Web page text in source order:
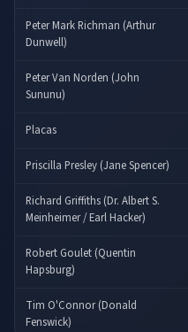
Peter Mark Richman (Arthur
Dunwell)
Peter Van Norden (John
Sununu)
Placas
Priscilla Presley (Jane Spencer)
Richard Griffiths (Dr. Albert S.
Meinheimer / Earl Hacker)
Robert Goulet (Quentin
Hapsburg)
Tim O'Connor (Donald
Fenswick)